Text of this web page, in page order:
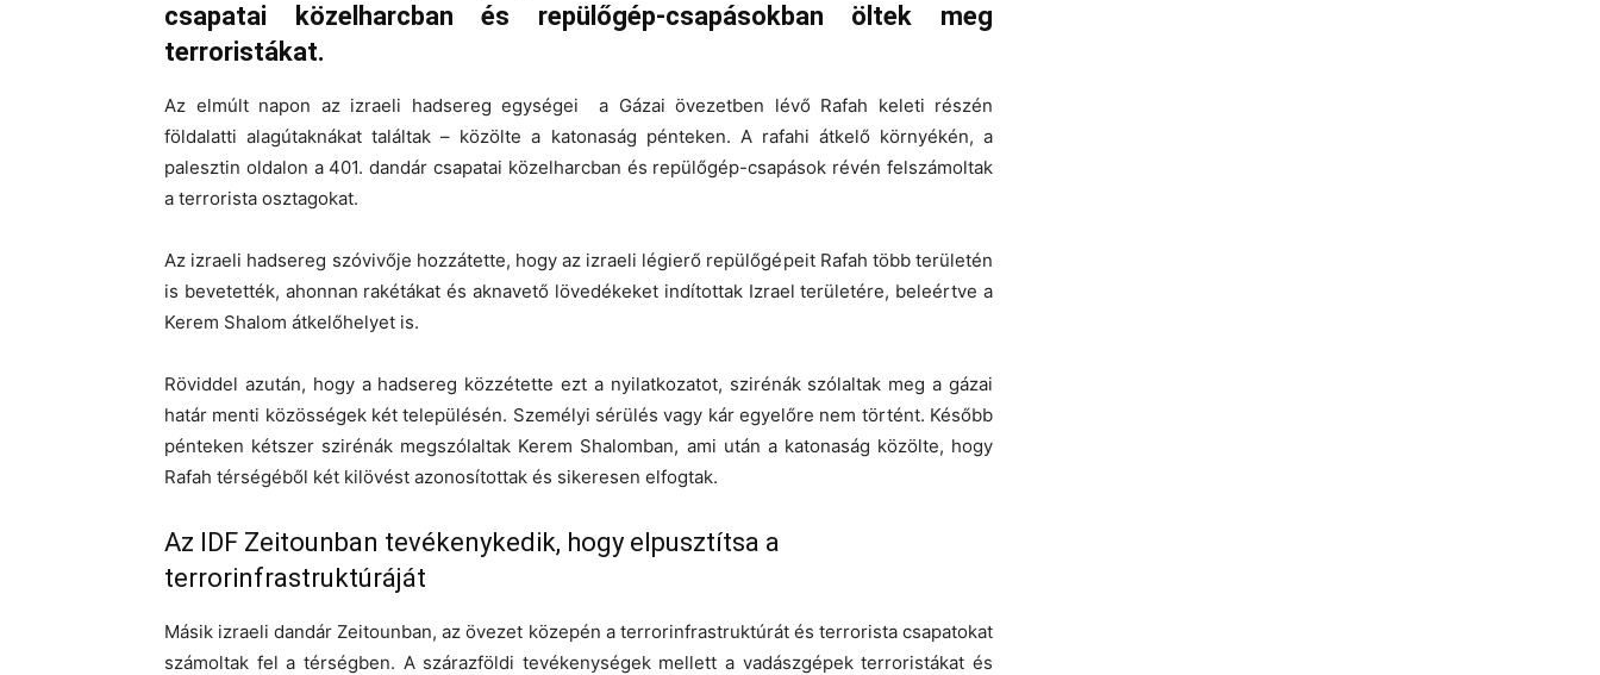
csapatai közelharcban és repülőgép-csapásokban öltek meg
terroristákat.
Az elmúlt napon az izraeli hadsereg egységei a Gázai övezetben lévő Rafah keleti részén
földalatti alagútaknákat találtak – közölte a katonaság pénteken. A rafahi átkelő környékén, a
palesztin oldalon a 401. dandár csapatai közelharcban és repülőgép-csapások révén felszámoltak
a terrorista osztagokat.
Az izraeli hadsereg szóvivője hozzátette, hogy az izraeli légierő repülőgépeit Rafah több területén
is bevetették, ahonnan rakétákat és aknavető lövedékeket indítottak Izrael területére, beleértve a
Kerem Shalom átkelőhelyet is.
Röviddel azután, hogy a hadsereg közzétette ezt a nyilatkozatot, szirénák szólaltak meg a gázai
határ menti közösségek két településén. Személyi sérülés vagy kár egyelőre nem történt. Később
pénteken kétszer szirénák megszólaltak Kerem Shalomban, ami után a katonaság közölte, hogy
Rafah térségéből két kilövést azonosítottak és sikeresen elfogtak.
Az IDF Zeitounban tevékenykedik, hogy elpusztítsa a
terrorinfrastruktúráját
Másik izraeli dandár Zeitounban, az övezet közepén a terrorinfrastruktúrát és terrorista csapatokat
számoltak fel a térségben. A szárazföldi tevékenységek mellett a vadászgépek terroristákat és